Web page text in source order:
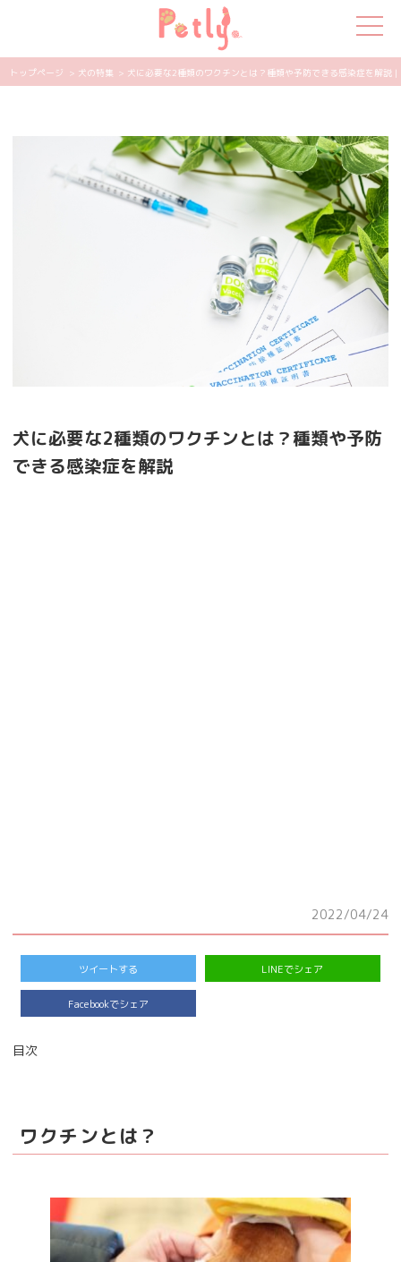
猫の特集
飼い主さんの悩み
ペットの気持ち
知って得する
トップページ > 犬の特集 > 犬に必要な2種類のワクチンとは？種類や予防できる感染症を解説 |
犬に必要な2種類のワクチンとは？種類や予防
できる感染症を解説
2022/04/24
ツイートする LINEでシェア
Facebookでシェア
目次
ワクチンとは？